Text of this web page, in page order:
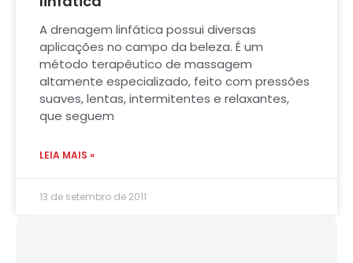
A drenagem linfática possui diversas
aplicações no campo da beleza. É um
método terapêutico de massagem
altamente especializado, feito com pressões
suaves, lentas, intermitentes e relaxantes,
que seguem
LEIA MAIS »
13 de setembro de 2011